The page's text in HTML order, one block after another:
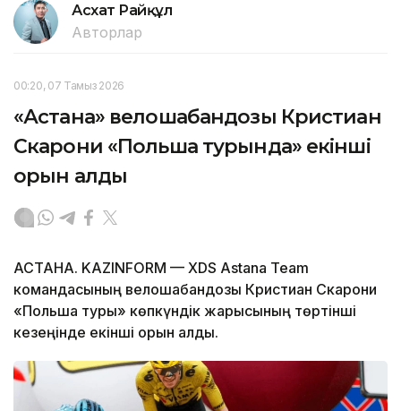
Асхат Райқұл
Авторлар
00:20, 07 Тамыз 2026
«Астана» велошабандозы Кристиан
Скарони «Польша турында» екінші
орын алды
АСТАНА. KAZINFORM — XDS Astana Team
командасының велошабандозы Кристиан Скарони
«Польша туры» көпкүндік жарысының төртінші
кезеңінде екінші орын алды.